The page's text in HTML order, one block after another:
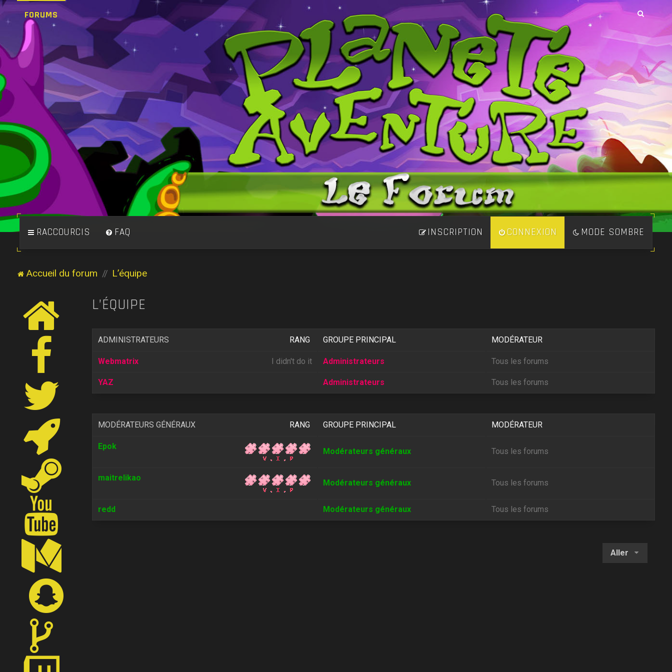
FORUMS
RACCOURCIS MODE SOMBRE
FAQ CONNEXION
INSCRIPTION
Accueil du forum L’équipe
L’ÉQUIPE
RANG
ADMINISTRATEURS GROUPE PRINCIPAL MODÉRATEUR
I didn't do it
Webmatrix Administrateurs Tous les forums
YAZ Administrateurs Tous les forums
RANG
MODÉRATEURS GÉNÉRAUX GROUPE PRINCIPAL MODÉRATEUR
Epok
Modérateurs généraux Tous les forums
maitrelikao
Modérateurs généraux Tous les forums
redd Modérateurs généraux Tous les forums
Aller